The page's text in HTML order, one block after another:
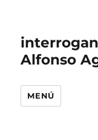
Alfonso
MENÚ